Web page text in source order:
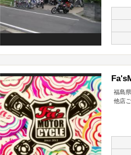
福島
他店